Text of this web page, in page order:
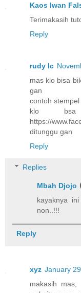
Kaos Iwan
Terimakasih
Reply
rudy lc
mas klo bisa
gan
contoh
klo
https://
ditunggu gan
Reply
Replies
Mbah Djojo
kayaknya
non..!!!
Reply
xyz January
makasih